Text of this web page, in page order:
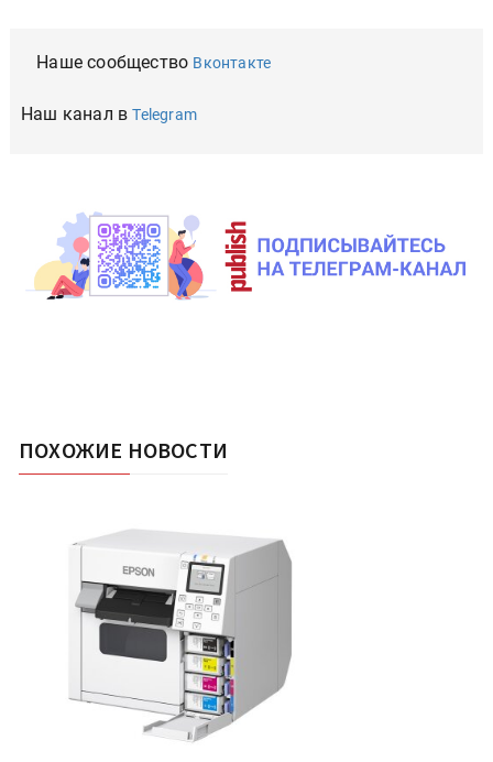
Наше сообщество Вконтакте
Наш канал вTelegram
ПОХОЖИЕ НОВОСТИ